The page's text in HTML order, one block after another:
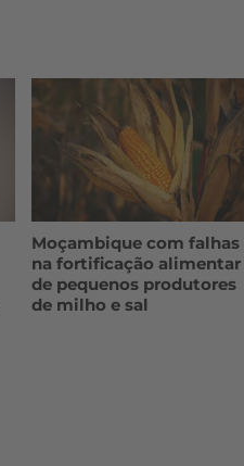
Moçambique com falhas
na fortificação alimentar
de pequenos produtores
de milho e sal